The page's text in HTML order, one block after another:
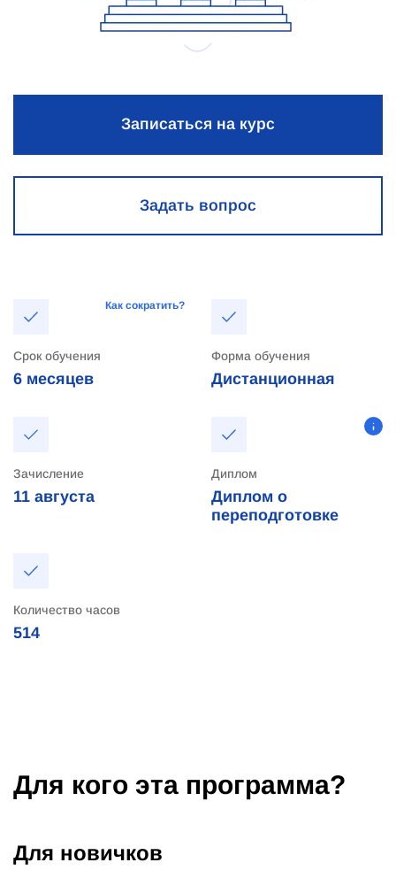
Записаться на курс
Задать вопрос
Как сократить?
Срок обучения
6 месяцев
Форма обучения
Дистанционная
Зачисление
11 августа
Диплом
Диплом о
переподготовке
Количество часов
514
Для кого эта программа?
Для новичков